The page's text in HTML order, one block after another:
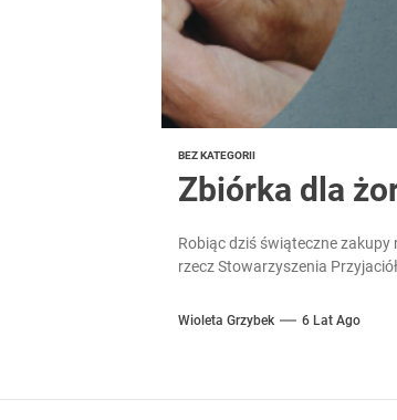
BEZ KATEGORII
Zbiórka dla
Robiąc dziś świąteczne
rzecz Stowarzyszenia
Wioleta Grzybek 6 Lat Ago